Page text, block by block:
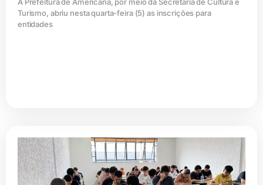
Turismo, abriu nesta quarta-feira (5) as inscrições para
entidades